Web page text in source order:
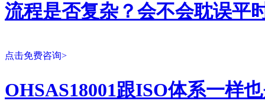
流程是否复杂？会不会耽误平
点击免费咨询>
OHSAS18001跟ISO体系一样